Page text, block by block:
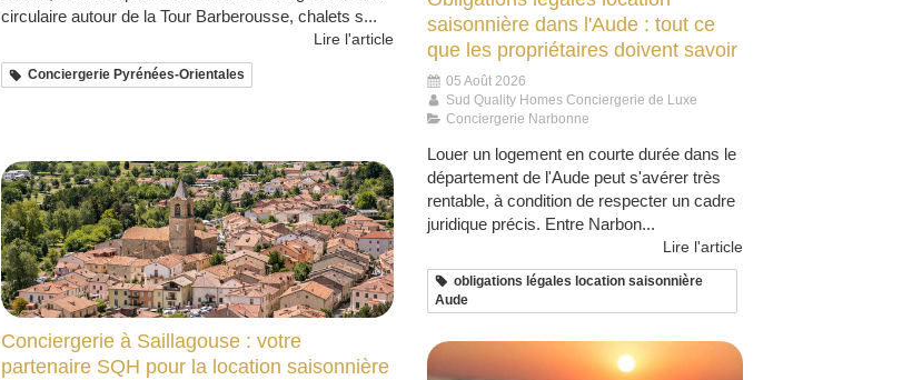
circulaire autour de la Tour Barberousse, chalets s...
Lire l'article
Conciergerie Pyrénées-Orientales
Conciergerie à Saillagouse : votre
partenaire SQH pour la location saisonnière
saisonnière dans l'Aude : tout ce
que les propriétaires doivent savoir
05 Août 2026
Sud Quality Homes Conciergerie de Luxe
Conciergerie Narbonne
Louer un logement en courte durée dans le
département de l'Aude peut s'avérer très
rentable, à condition de respecter un cadre
juridique précis. Entre Narbon...
Lire l'article
obligations légales location saisonnière
Aude